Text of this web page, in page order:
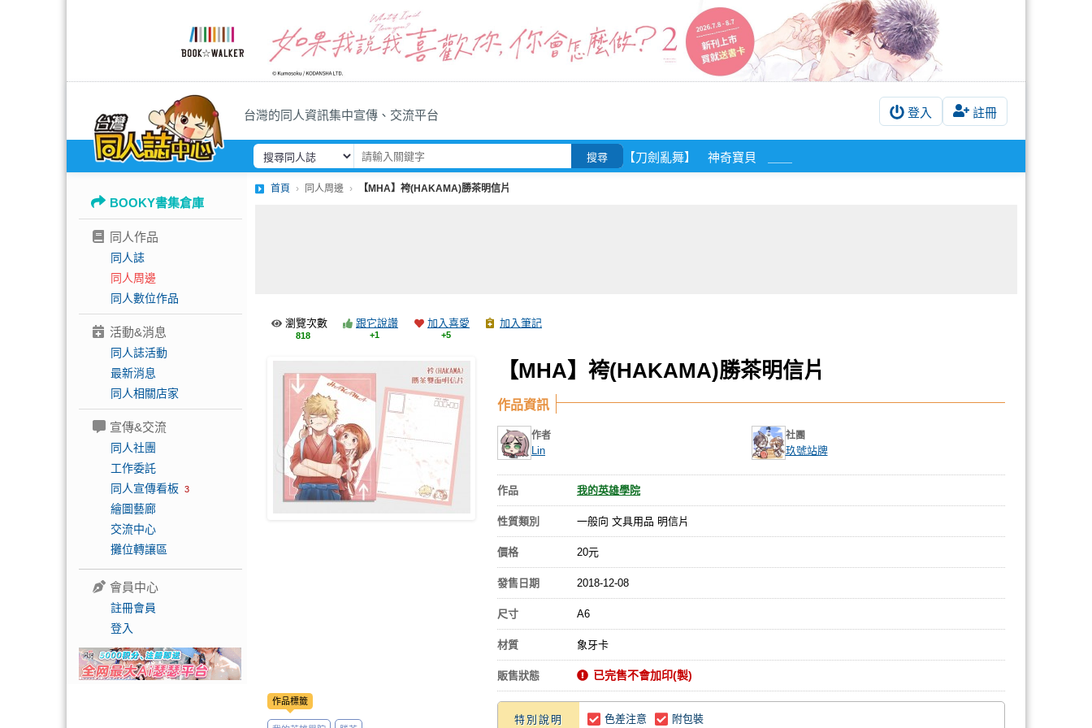
台灣的同人資訊集中宣傳、交流平台 登入 註冊
搜尋 【刀劍亂舞】 神奇寶貝
BOOKY書集倉庫
同人作品
同人誌
同人周邊
同人數位作品
活動&消息
同人誌活動
最新消息
同人相關店家
宣傳&交流
同人社團
工作委託
同人宣傳看板 3
繪圖藝廊
交流中心
攤位轉讓區
會員中心
註冊會員
登入
首頁 同人周邊 【MHA】袴(HAKAMA)勝茶明信片
瀏覽次數
818
跟它說讚
+1
加入喜愛
+5
加入筆記
【MHA】袴(HAKAMA)勝茶明信片
作品標籤
作品資訊
作者
Lin
社團
玖號站牌
作品 我的英雄學院
性質類別 一般向 文具用品 明信片
價格 20元
發售日期 2018-12-08
尺寸 A6
材質 象牙卡
販售狀態 已完售不會加印(製)
特別說明 色差注意 附包裝